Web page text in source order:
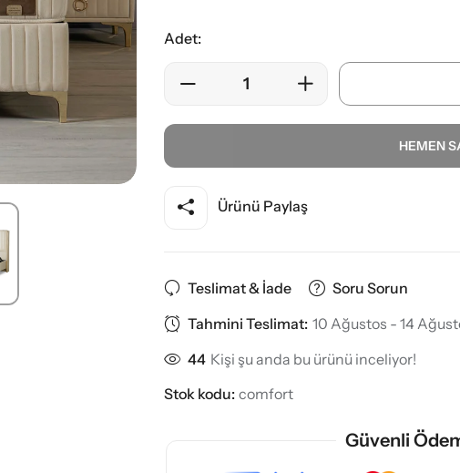
Adet:
HEMEN
Ürünü Paylaş
Teslimat & İade
Soru Sorun
Tahmini Teslimat: 10 Ağustos - 14
44 Kişi şu anda bu ürünü inceliyor!
Stok kodu: comfort
Güvenli